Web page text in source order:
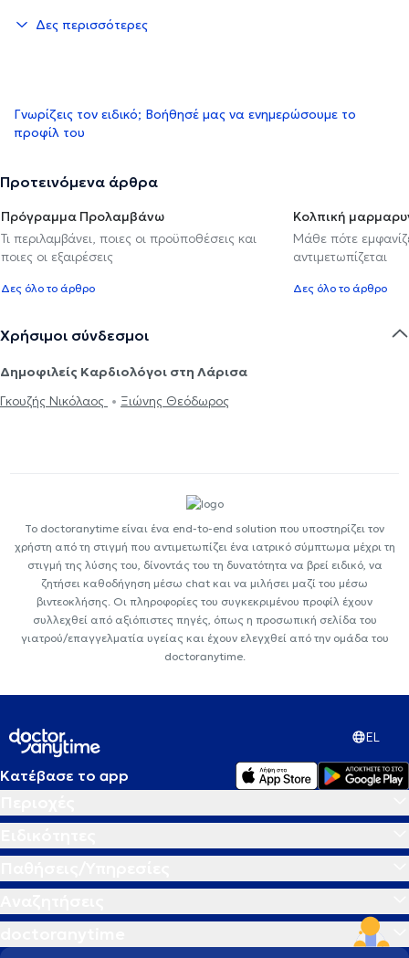
Δες περισσότερες
Γνωρίζεις τον ειδικό; Βοήθησέ μας να ενημερώσουμε το
προφίλ του
Προτεινόμενα άρθρα
Πρόγραμμα Προλαμβάνω
Τι περιλαμβάνει, ποιες οι προϋποθέσεις και
ποιες οι εξαιρέσεις
Δες όλο το άρθρο
Κολπική
Μάθε πότε
αντιμετωπίζεται
Δες όλο το άρθρο
Χρήσιμοι σύνδεσμοι
Δημοφιλείς Καρδιολόγοι στη Λάρισα
Γκουζής Νικόλαος
Ξιώνης Θεόδωρος
Το doctoranytime είναι ένα end-to-end solution που υποστηρίζει τον
χρήστη από τη στιγμή που αντιμετωπίζει ένα ιατρικό σύμπτωμα μέχρι τη
στιγμή της λύσης του, δίνοντάς του τη δυνατότητα να βρεί ειδικό, να
ζητήσει καθοδήγηση μέσω chat και να μιλήσει μαζί του μέσω
βιντεοκλήσης. Οι πληροφορίες του συγκεκριμένου προφίλ έχουν
συλλεχθεί από αξιόπιστες πηγές, όπως η προσωπική σελίδα του
γιατρού/επαγγελματία υγείας και έχουν ελεγχθεί από την ομάδα του
doctoranytime.
EL
Κατέβασε το app